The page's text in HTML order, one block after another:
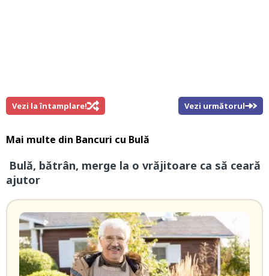
Vezi la întamplare! Vezi următorul
Mai multe din Bancuri cu Bulă
Bulă, bătrân, merge la o vrăjitoare ca să ceară
ajutor